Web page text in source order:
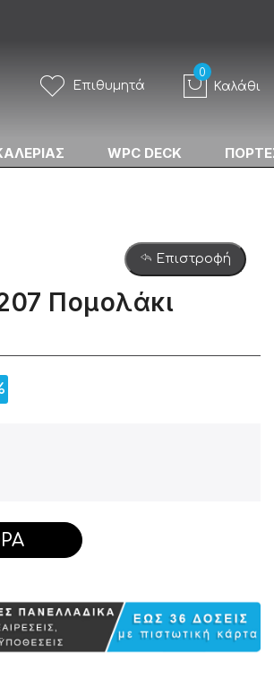
Επιθυμητά Καλάθι
WPC DECK
Επιστροφή
Πομολάκι